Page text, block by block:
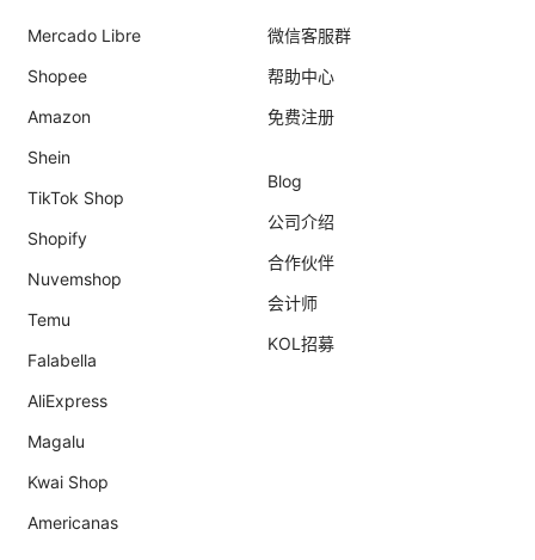
Mercado Libre
Shopee
Amazon
Shein
TikTok Shop
Shopify
Nuvemshop
Temu
Falabella
AliExpress
Magalu
Kwai Shop
Americanas
微信客服群
帮助中心
免费注册
Blog
公司介绍
合作伙伴
会计师
KOL招募